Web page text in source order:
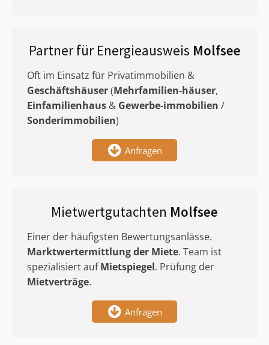
Partner für Energieausweis Molfsee
Oft im Einsatz für Privatimmobilien &
Geschäftshäuser(Mehrfamilien-häuser,
Einfamilienhaus & Gewerbe-immobilien /
Sonderimmobilien)
Anfragen
Mietwertgutachten Molfsee
Einer der häufigsten Bewertungsanlässe.
Marktwertermittlungder Miete. Team ist
spezialisiert aufMietspiegel. Prüfung der
Mietverträge.
Anfragen